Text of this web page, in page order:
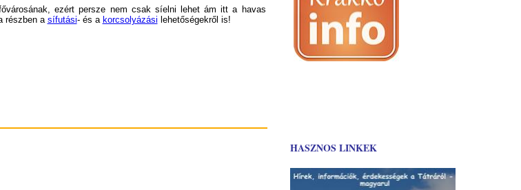
ezért persze nem csak síelni lehet ám itt a havas
részben a sífutási- és a korcsolyázási lehetőségekről is!
HASZNOS LINKEK